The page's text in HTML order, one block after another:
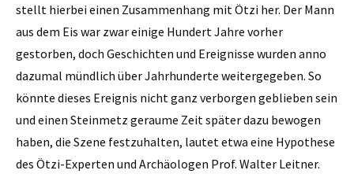
stellt hierbei einen Zusammenhang mit Ötzi her. Der Mann
aus dem Eis war zwar einige Hundert Jahre vorher
gestorben, doch Geschichten und Ereignisse wurden anno
dazumal mündlich über Jahrhunderte weitergegeben. So
könnte dieses Ereignis nicht ganz verborgen geblieben sein
und einen Steinmetz geraume Zeit später dazu bewogen
haben, die Szene festzuhalten, lautet etwa eine Hypothese
des Ötzi-Experten und Archäologen Prof. Walter Leitner.